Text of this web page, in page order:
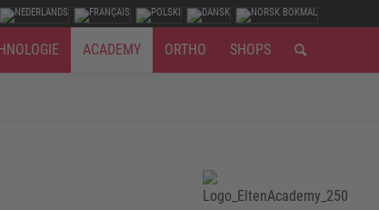
ACADEMY ORTHO SHOPS